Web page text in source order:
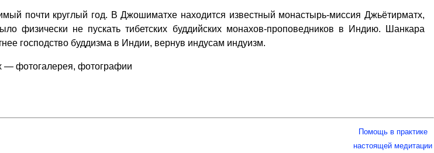
почти круглый год. В Джошиматхе находится известный монастырь-миссия Джьётирматх,
физически не пускать тибетских буддийских монахов-проповедников в Индию. Шанкара
господство буддизма в Индии, вернув индусам индуизм.
фотогалерея, фотографии
Помощь в практике
настоящей медитации